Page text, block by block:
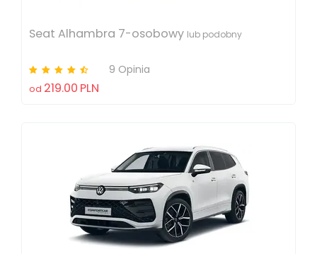
Seat Alhambra 7-osobowy lub podobny
9 Opinia
od 219.00 PLN